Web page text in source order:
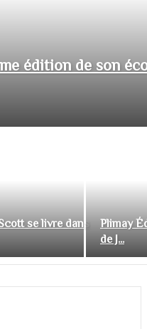
édition de son
se livre dans
Plimay
de J...